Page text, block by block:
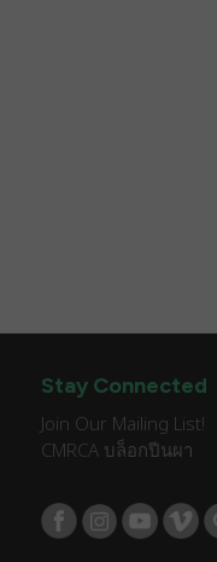
Stay Connected
Join Our Mailing List!
CMRCA บล็อกปีนผา